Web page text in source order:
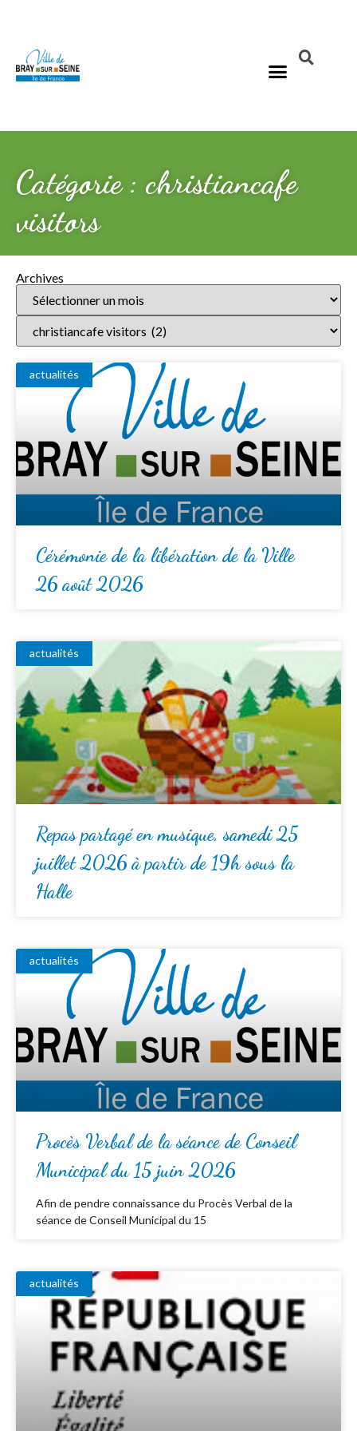
Catégorie : christiancafe
visitors
Archives
actualités
Cérémonie de la libération de la Ville
26 août 2026
actualités
Repas partagé en musique, samedi 25
juillet 2026 à partir de 19h sous la
Halle
actualités
Procès Verbal de la séance de Conseil
Municipal du 15 juin 2026
Afin de pendre connaissance du Procès Verbal de la
séance de Conseil Municipal du 15
actualités